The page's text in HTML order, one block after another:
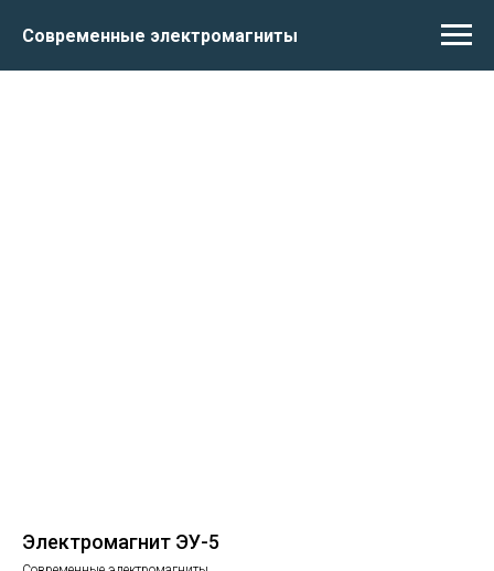
Современные электромагниты
Электромагнит ЭУ-5